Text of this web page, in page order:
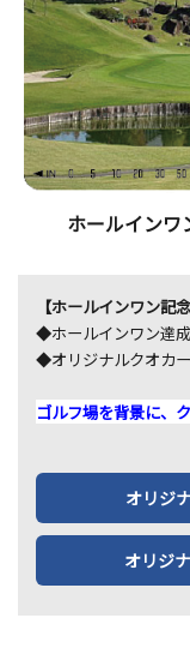
ホールインワ
【ホールインワン記念
◆ホールインワン達成
◆オリジナルクオカ
ゴルフ場を背景に、
オリジ
オリジ